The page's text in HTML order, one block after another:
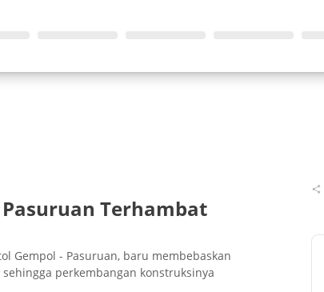
Terhambat
Gempol - Pasuruan, baru membebaskan
perkembangan konstruksinya